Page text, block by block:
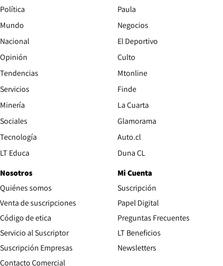
Política
Mundo
Nacional
Opinión
Tendencias
Servicios
Minería
Sociales
Tecnología
LT Educa
Paula
Negocios
El Deportivo
Culto
Mtonline
Finde
La Cuarta
Glamorama
Auto.clOpens in new window
Duna CLOpens in new window
Nosotros
Quiénes somos
Venta de suscripciones
Código de etica Opens in new window
Servicio al Suscriptor
Suscripción Empresas
Contacto ComercialOpens in new window
Mi Cuenta
Suscripción
Papel DigitalOpens in new
Preguntas Frecuentes
LT Beneficios
Newsletters